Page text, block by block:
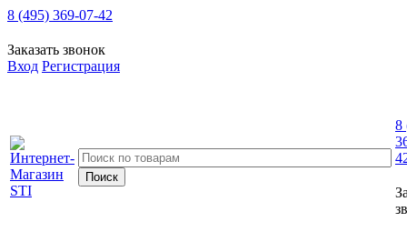
8 (495) 369-07-42
Заказать звонок
Вход Регистрация
8